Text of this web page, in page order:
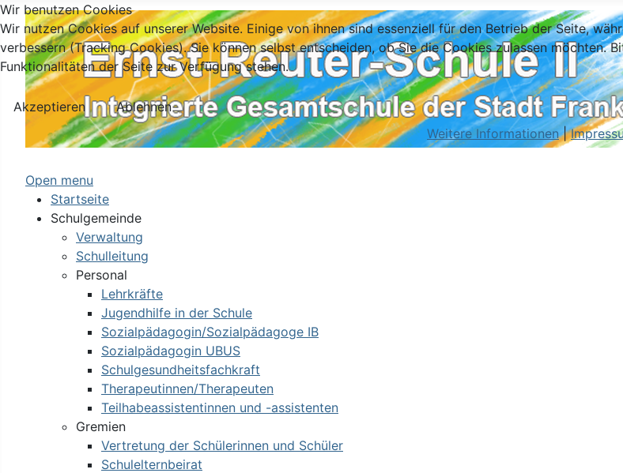
Open menu
Startseite
Schulgemeinde
Verwaltung
Schulleitung
Personal
Lehrkräfte
Jugendhilfe in der Schule
Sozialpädagogin/Sozialpädagoge IB
Sozialpädagogin UBUS
Schulgesundheitsfachkraft
Therapeutinnen/Therapeuten
Teilhabeassistentinnen und -assistenten
Gremien
Vertretung der Schülerinnen und Schüler
Schulelternbeirat
Wir benutzen Cookies
Wir nutzen Cookies auf unserer Website. Einige von ihnen sind essenziell für den Betrieb der Seite,
verbessern (Tracking Cookies). Sie können selbst entscheiden, ob Sie die Cookies zulassen möchten.
Funktionalitäten der Seite zur Verfügung stehen.
Akzeptieren
Ablehnen
Weitere Informationen|